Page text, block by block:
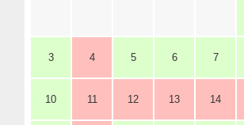
3 4 5 6 7
10 11 12 13 14